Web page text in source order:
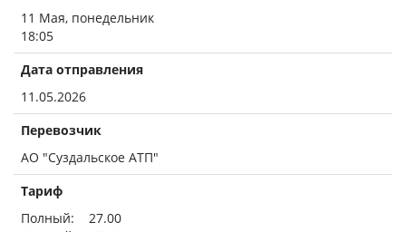
11 Мая, понедельник
18:05
Дата отправления
11.05.2026
Перевозчик
АО "Суздальское АТП"
Тариф
Полный: 27.00